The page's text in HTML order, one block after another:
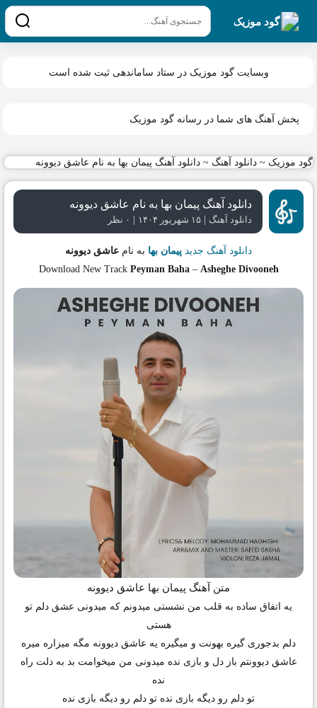
گود موزیک
وبسایت گود موزیک در ستاد ساماندهی ثبت شده است
پخش آهنگ های شما در رسانه گود موزیک
گود موزیک ~دانلود آهنگ ~دانلود آهنگ پیمان بها به نام عاشق دیوونه
دانلود آهنگ پیمان بها به نام عاشق دیوونه
دانلود آهنگ | ۱۵ شهریور ۱۴۰۴ | ۰ نظر
دانلود آهنگ جدید پیمان بها به نام عاشق دیوونه
Download New Track Peyman Baha– Asheghe Divooneh
متن آهنگ پیمان بها عاشق دیوونه
یه اتفاق ساده به قلب من نشستی میدونم که میدونی عشق دلم تو
هستی
دلم بدجوری گیره بهونت و میگیره یه عاشق دیوونه مگه میزاره میره
عاشق دیوونتم باز دل و بازی نده میدونی من میخوامت بد به دلت راه
نده
تو دلم رو دیگه بازی نده تو دلم رو دیگه بازی نده